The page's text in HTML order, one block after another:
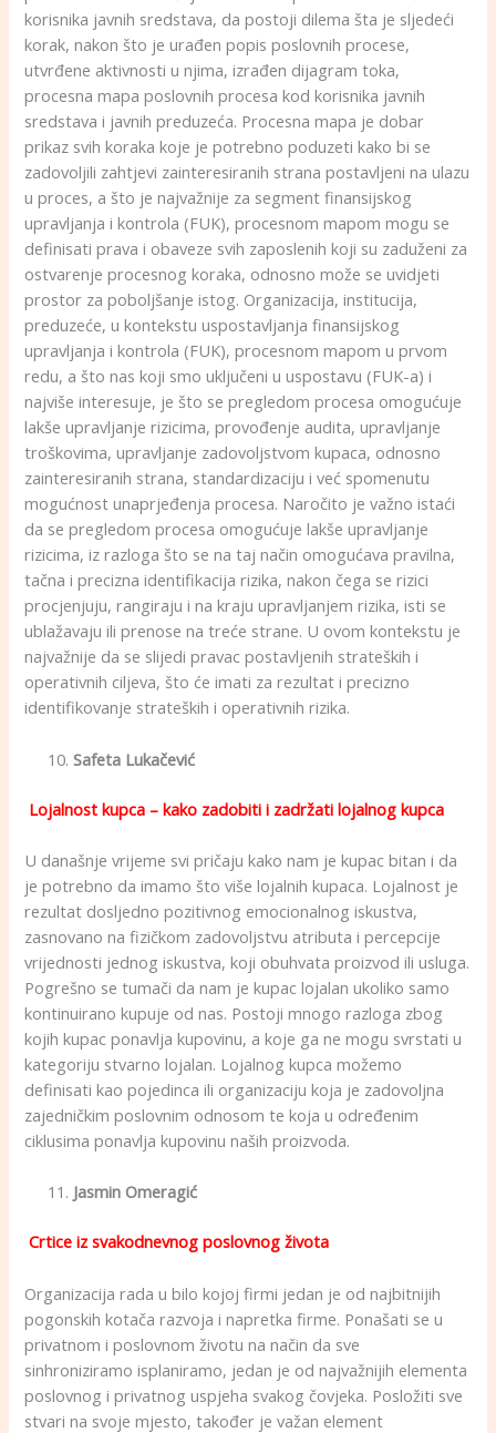
korisnika javnih sredstava, da postoji dilema šta je sljedeći
korak, nakon što je urađen popis poslovnih procese,
utvrđene aktivnosti u njima, izrađen dijagram toka,
procesna mapa poslovnih procesa kod korisnika javnih
sredstava i javnih preduzeća. Procesna mapa je dobar
prikaz svih koraka koje je potrebno poduzeti kako bi se
zadovoljili zahtjevi zainteresiranih strana postavljeni na ulazu
u proces, a što je najvažnije za segment finansijskog
upravljanja i kontrola (FUK), procesnom mapom mogu se
definisati prava i obaveze svih zaposlenih koji su zaduženi za
ostvarenje procesnog koraka, odnosno može se uvidjeti
prostor za poboljšanje istog. Organizacija, institucija,
preduzeće, u kontekstu uspostavljanja finansijskog
upravljanja i kontrola (FUK), procesnom mapom u prvom
redu, a što nas koji smo uključeni u uspostavu (FUK-a) i
najviše interesuje, je što se pregledom procesa omogućuje
lakše upravljanje rizicima, provođenje audita, upravljanje
troškovima, upravljanje zadovoljstvom kupaca, odnosno
zainteresiranih strana, standardizaciju i već spomenutu
mogućnost unaprjeđenja procesa. Naročito je važno istaći
da se pregledom procesa omogućuje lakše upravljanje
rizicima, iz razloga što se na taj način omogućava pravilna,
tačna i precizna identifikacija rizika, nakon čega se rizici
procjenjuju, rangiraju i na kraju upravljanjem rizika, isti se
ublažavaju ili prenose na treće strane. U ovom kontekstu je
najvažnije da se slijedi pravac postavljenih strateških i
operativnih ciljeva, što će imati za rezultat i precizno
identifikovanje strateških i operativnih rizika.
Safeta Lukačević
Lojalnost kupca – kako zadobiti i zadržati lojalnog kupca
U današnje vrijeme svi pričaju kako nam je kupac bitan i da
je potrebno da imamo što više lojalnih kupaca. Lojalnost je
rezultat dosljedno pozitivnog emocionalnog iskustva,
zasnovano na fizičkom zadovoljstvu atributa i percepcije
vrijednosti jednog iskustva, koji obuhvata proizvod ili usluga.
Pogrešno se tumači da nam je kupac lojalan ukoliko samo
kontinuirano kupuje od nas. Postoji mnogo razloga zbog
kojih kupac ponavlja kupovinu, a koje ga ne mogu svrstati u
kategoriju stvarno lojalan. Lojalnog kupca možemo
definisati kao pojedinca ili organizaciju koja je zadovoljna
zajedničkim poslovnim odnosom te koja u određenim
ciklusima ponavlja kupovinu naših proizvoda.
Jasmin Omeragić
Crtice iz svakodnevnog poslovnog života
Organizacija rada u bilo kojoj firmi jedan je od najbitnijih
pogonskih kotača razvoja i napretka firme. Ponašati se u
privatnom i poslovnom životu na način da sve
sinhroniziramo isplaniramo, jedan je od najvažnijih elementa
poslovnog i privatnog uspjeha svakog čovjeka. Posložiti sve
stvari na svoje mjesto, također je važan element